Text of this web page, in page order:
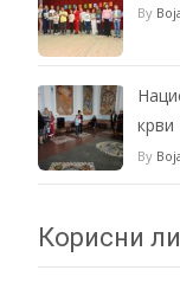
By
крви
By
Корисни